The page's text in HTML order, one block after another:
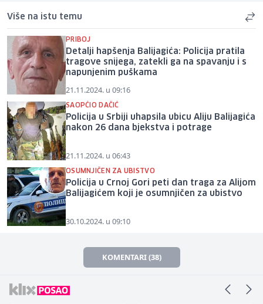
Više na istu temu
PRIBOJ
Detalji hapšenja Balijagića: Policija pratila
tragove snijega, zatekli ga na spavanju i s
napunjenim puškama
21.11.2024. u 09:16
SAOPĆIO DAČIĆ
Policija u Srbiji uhapsila ubicu Aliju Balijagića
nakon 26 dana bjekstva i potrage
21.11.2024. u 06:43
OSUMNJIČEN ZA UBISTVO
Policija u Crnoj Gori peti dan traga za Alijom
Balijagićem koji je osumnjičen za ubistvo
30.10.2024. u 09:10
KOMENTARI (38)